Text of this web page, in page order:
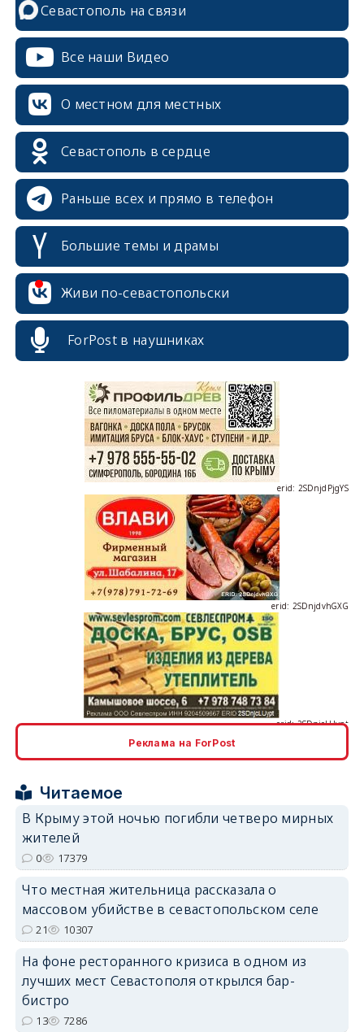
Севастополь на связи
Все наши Видео
О местном для местных
Севастополь в сердце
Раньше всех и прямо в телефон
Большие темы и драмы
Живи по-севастопольски
ForPost в наушниках
erid: 2SDnjcrDNw6
erid: 2SDnjdPjgYS
erid: 2SDnjdvhGXG
Реклама на ForPost
Читаемое
В Крыму этой ночью погибли четверо мирных
жителей
0 17379
Что местная жительница рассказала о
массовом убийстве в севастопольском селе
21 10307
На фоне ресторанного кризиса в одном из
лучших мест Севастополя открылся бар-
бистро
13 7286